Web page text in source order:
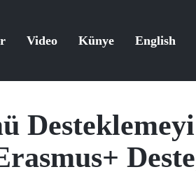
Video Künye English